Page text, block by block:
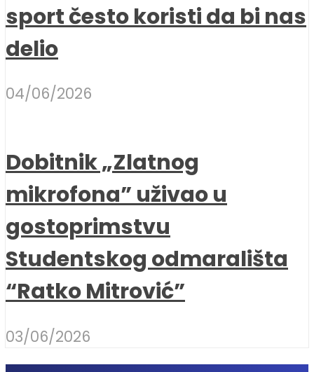
sport često koristi da bi nas
delio
04/06/2026
Dobitnik „Zlatnog
mikrofona” uživao u
gostoprimstvu
Studentskog odmarališta
“Ratko Mitrović”
03/06/2026